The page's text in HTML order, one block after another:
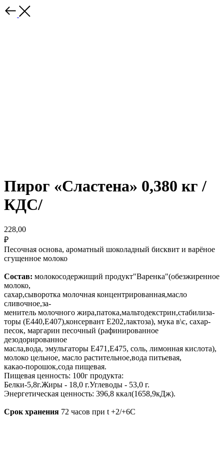
Пирог «Сластена» 0,380 кг /
КДС/
228,00
₽
Песочная основа, ароматный шоколадный бисквит и варёное
сгущенное молоко
Состав: молокосодержищий продукт"Варенка"(обезжиренное
молоко,
сахар,сыворотка молочная концентрированная,масло
сливочное,за-
менитель молочного жира,патока,мальтодекстрин,стабилиза-
торы (Е440,Е407),консервант Е202,лактоза), мука в\с, сахар-
песок, маргарин песочный (рафинированное
дезодорированное
масла,вода, эмульгаторы Е471,Е475, соль, лимонная кислота),
молоко цельное, масло растительное,вода питьевая,
какао-порошок,сода пищевая.
Пищевая ценность: 100г продукта:
Белки-5,8г.Жиры - 18,0 г.Углеводы - 53,0 г.
Энергетическая ценность: 396,8 ккал(1658,9кДж).
Срок хранения 72 часов при t +2/+6C